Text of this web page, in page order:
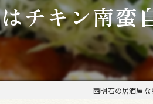
お料理
お飲み物
チキン南蛮
西明石の居酒屋